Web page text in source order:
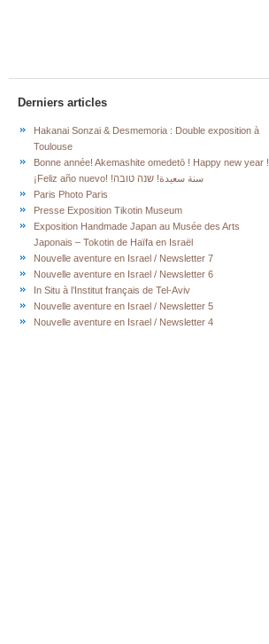
Derniers articles
Hakanai Sonzai & Desmemoria : Double exposition à
Toulouse
Bonne année! Akemashite omedetō ! Happy new year !
¡Feliz año nuevo! !سنة سعيدة! שנה טובה
Paris Photo Paris
Presse Exposition Tikotin Museum
Exposition Handmade Japan au Musée des Arts
Japonais – Tokotin de Haïfa en Israël
Nouvelle aventure en Israel / Newsletter 7
Nouvelle aventure en Israel / Newsletter 6
In Situ à l’Institut français de Tel-Aviv
Nouvelle aventure en Israel / Newsletter 5
Nouvelle aventure en Israel / Newsletter 4